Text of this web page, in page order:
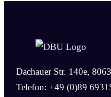
Dachauer Str. 140e,
Telefon: +49 (0)89